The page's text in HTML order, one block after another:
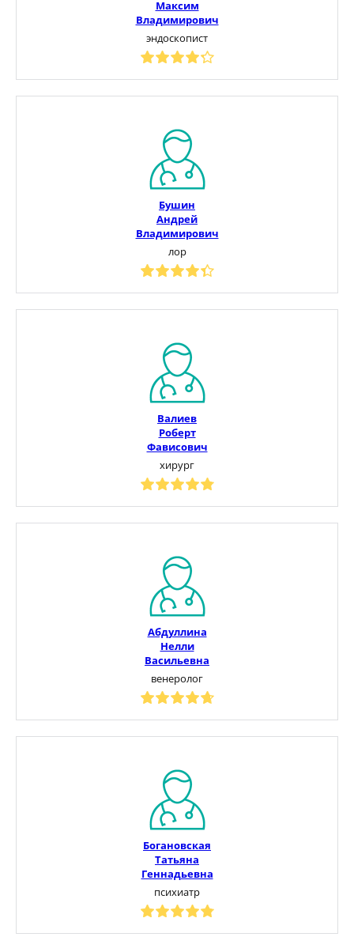
Максим
Владимирович
эндоскопист
Бушин
Андрей
Владимирович
лор
Валиев
Роберт
Фависович
хирург
Абдуллина
Нелли
Васильевна
венеролог
Богановская
Татьяна
Геннадьевна
психиатр